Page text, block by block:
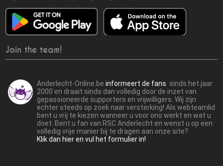
Join the team!
Anderlecht-Online.beinformeert de fans sinds het jaar
2000 en draait sinds dan volledig door de inzet van
gepassioneerde supporters en vrijwilligers. Wij zijn
echter steeds op zoek naar versterking! Als webteamlid
bent u vrij te kiezen wanneer u voor ons werkt en wat u
doet. Bent u fan van RSC Anderlecht en wenst u op een
volledig vrije manier bij te dragen aan onze site?
Klik dan hier en vul het formulier in!